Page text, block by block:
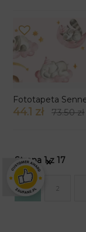
44.1 zł 73.50 zł
Strona 1 z 17
1 2
×